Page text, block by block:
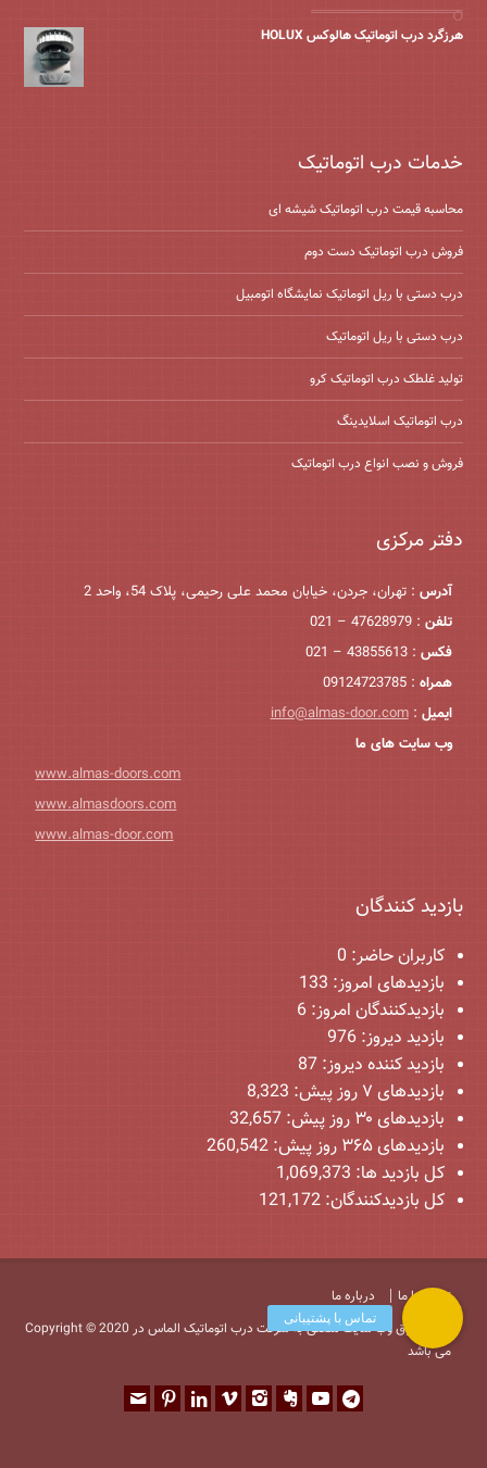
هرزگرد درب اتوماتیک هالوکس HOLUX
خدمات درب اتوماتیک
محاسبه قیمت درب اتوماتیک شیشه ‌ای
فروش درب اتوماتیک دست دوم
درب دستی با ریل اتوماتیک نمایشگاه اتومبیل
درب دستی با ریل اتوماتیک
تولید غلطک درب اتوماتیک کرو
درب اتوماتیک اسلایدینگ
فروش و نصب انواع درب اتوماتیک
دفتر مرکزی
آدرس : تهران، جردن، خیابان محمد علی رحیمی، پلاک 54، واحد 2
تلفن : 47628979 – 021
فکس : 43855613 – 021
همراه : 09124723785
ایمیل :
info@almas-door.com
وب سایت های ما
www.almas-doors.com
www.almasdoors.com
www.almas-door.com
بازدید کنندگان
کاربران حاضر: 0
بازدیدهای امروز: 133
بازدیدکنندگان امروز:6
بازدید دیروز:976
بازدید کننده دیروز:87
بازدیدهای ۷ روز پیش:
8,323
بازدیدهای ۳۰ روز پیش:
32,657
بازدیدهای ۳۶۵ روز پیش:
260,542
کل بازدید ها: 1,069,373
کل بازدیدکنند‌گان:121,172
درباره ما
تماس با ما
Copyright © 2020 کلیه حقوق وب سایت متعلق به شرکت درب اتوماتیک الماس در
می باشد